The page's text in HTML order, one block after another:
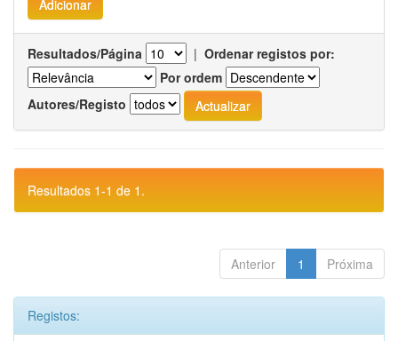
Resultados/Página | Ordenar registos por:
Por ordem
Autores/Registo
Resultados 1-1 de 1.
Anterior 1 Próxima
Registos: